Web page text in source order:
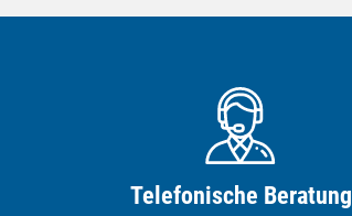
Telefonische Beratung